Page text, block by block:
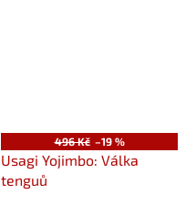
496 Kč –19 %
Usagi Yojimbo: Válka
tenguů